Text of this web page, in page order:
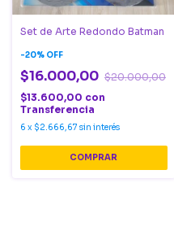
Set de Arte Redondo Batman
-20% OFF
$16.000,00 $20.000,00
$13.600,00 con
Transferencia
6 x $2.666,67 sin interés